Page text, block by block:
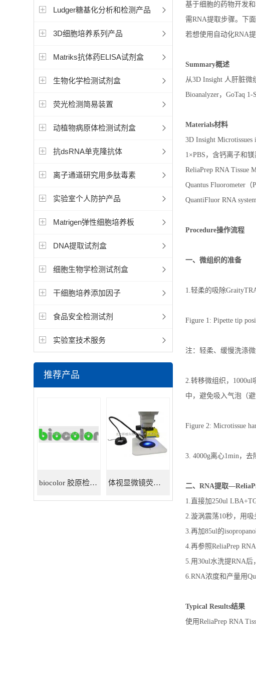
Ludger糖基化分析和检测产品
3D细胞培养系列产品
Matriks抗体药ELISA试剂盒
生物化学检测试剂盒
荧光检测简易装置
动植物病原体检测试剂盒
抗dsRNA单克隆抗体
离子通道研究用多肽毒素
实验室个人防护产品
Matrigen弹性细胞培养板
DNA提取试剂盒
细胞生物学检测试剂盒
干细胞培养添加因子
食品安全检测试剂
实验室技术服务
推荐产品
biocolor 胶原检测试剂盒 体视显微镜荧光适配器
基于细胞的药物开发
需RNA提取步骤。下
若想使用自动化RNA提
Summary概述
从3D Insight 人肝脏微
Bioanalyzer，GoTaq 1-
Materials材料
3D Insight Microtissues
1×PBS，含钙离子和
ReliaPrep RNA Tissue
Quantus Fluorometer（
QuantiFluor RNA
Procedure操作流程
一、微组织的准备
1.轻柔的吸除
Figure 1: Pipette tip
注：轻柔、缓慢洗涤微
2.转移微组织，
中，避免吸入气泡（避
Figure 2: Microtissue
3. 4000g离心1min，
二、RNA提取
1.直接加250ul
2.漩涡震荡10秒，用
3.再加85ul的
4.再参照ReliaPrep
5.用30ul水洗提RNA后
6.RNA浓度和产量用
Typical Results结果
使用ReliaPrep RNA